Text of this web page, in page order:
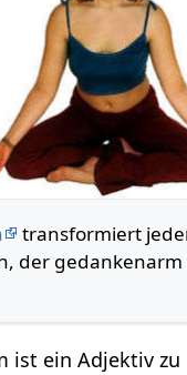
transformiert
der gedankenarm
ist ein Adjektiv zu